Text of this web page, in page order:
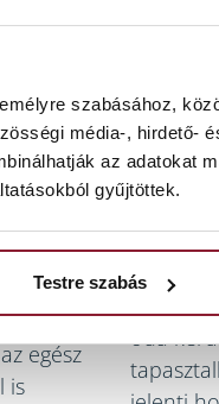
szabásához,
média-, hirdető-
az adatokat
gyűjtöttek.
Testre szabás
fáj
De
a
alatt
csak
egész
is
viszont
tudom,
evéstől
gyorsan
élményt
becsípi
oda